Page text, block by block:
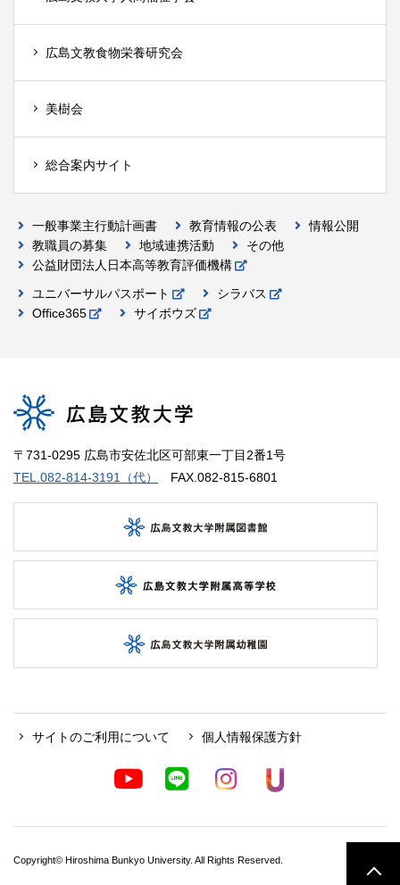
広島文教食物栄養研究会
美樹会
総合案内サイト
一般事業主行動計画書 教育情報の公表
情報公開
教職員の募集
地域連携活動
その他
公益財団法人日本高等教育評価機構
ユニバーサルパスポート
シラバス
Office365
サイボウズ
〒731-0295 広島市安佐北区可部東一丁目2番1号
TEL.082-814-3191（代）
FAX.082-815-6801
サイトのご利用について 個人情報保護方針
Copyright© Hiroshima Bunkyo University. All Rights Reserved.